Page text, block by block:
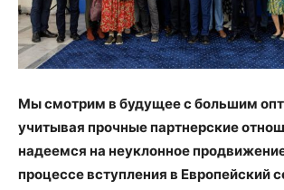
Мы смотрим в будущее с большим
учитывая прочные партнерские
надеемся на неуклонное
процессе вступления в Европейский